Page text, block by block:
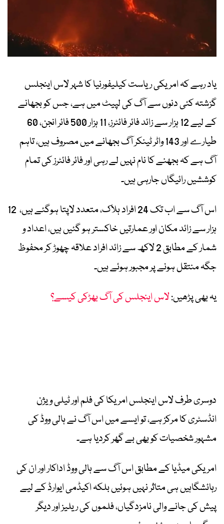
یاد رہے کہ امریکی ریاست کیلیفورنیا کا شہر لاس اینجلس
گزشتہ کئی دنوں سے آگ کی لپیٹ میں ہے، جس کو بجھانے
کے لیے 12 ہزار سے زائد فائر فائٹرز، 11 ہزار 500 فائر انجن، 60
طیارے اور 143 واٹر ٹینکر آگ بجھانے میں مصروف ہیں، تاہم
آگ ہے کہ بجھنے کا نام نہیں لے رہی اور فائر فائٹرز کی تمام
کوششیں رائیگاں جارہی ہیں۔
اس آگ سے اب تک 24 افراد ہلاک، متعدد لاپتا ہوگئے ہیں، 12
ہزار سے زائد مکان اور عمارتیں خاکستر ہو گئیں ہیں، اعداد و
شمار کے مطابق 2 لاکھ سے زائد افراد علاقہ چھوڑ کر محفوظ
جگہ منتقل ہونے پر مجبور ہوئے ہیں۔
یہ بھی پڑھیں:لاس اینجلس کی آگ بھڑکی کیسے؟
دوسری طرف لاس اینجلس امریکا کی فلم اور ٹیلی ویژن
انڈسٹری کا مرکز ہے، تو ایسے میں اس آگ نے ہالی ووڈ کی
مشہور شخصیات کو بھی بے گھر کردیا ہے۔
امریکی میڈیا کے مطابق اس آگ سے ہالی ووڈ اداکار اور ان کی
رہائشگاہیں ہی متاثر نہیں ہوئیں بلکہ اکیڈمی ایوارڈ کے لیے
پیش کی جانے والی نامزدگیاں، فلموں کی ریلیز اور دیگر